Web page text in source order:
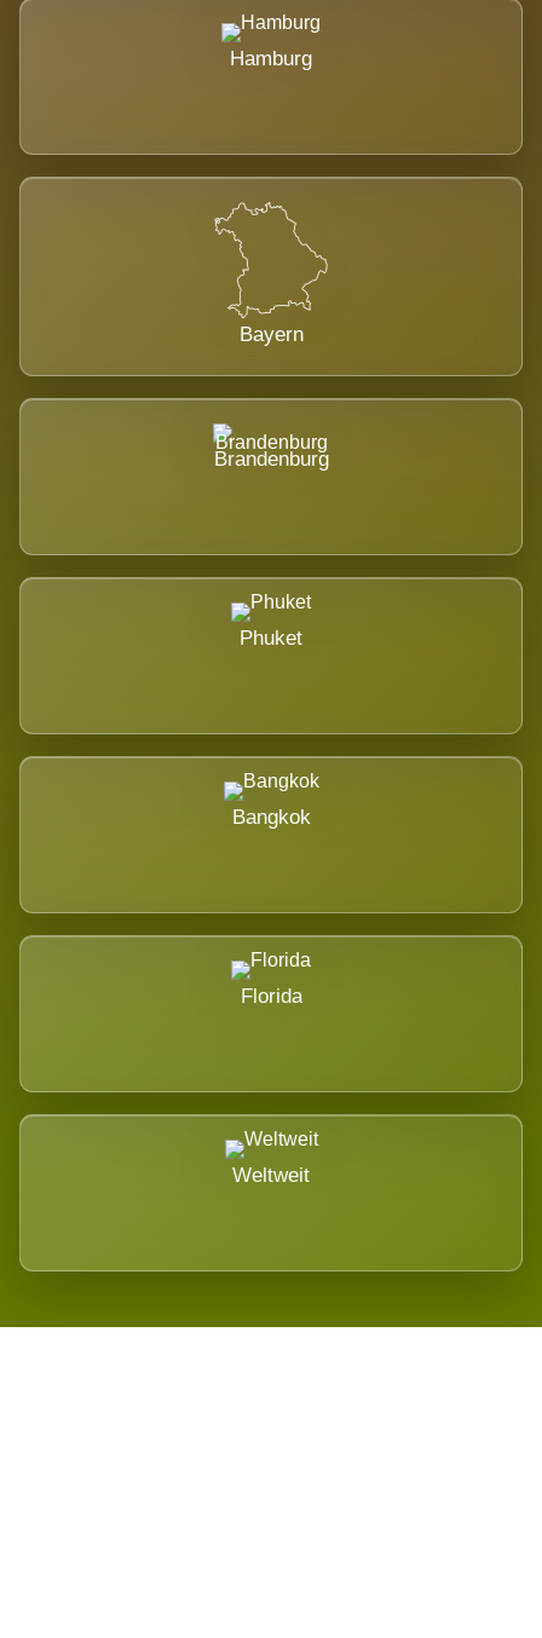
Hamburg
Bayern
Brandenburg
Phuket
Bangkok
Florida
Weltweit